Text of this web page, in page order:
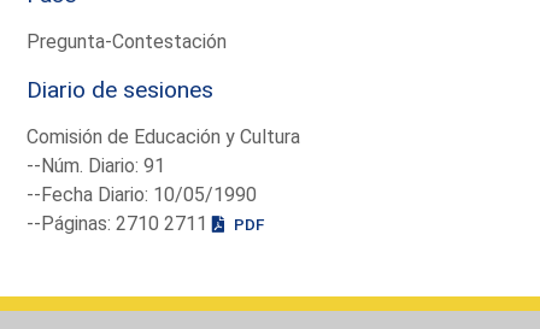
Pregunta-Contestación
Diario de sesiones
Comisión de Educación y Cultura
--Núm. Diario: 91
--Fecha Diario: 10/05/1990
--Páginas: 2710 2711
PDF